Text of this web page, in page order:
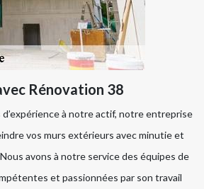
Rénovation 38
à notre actif, notre entreprise
vos murs extérieurs avec minutie et
avons à notre service des équipes de
et passionnées par son travail